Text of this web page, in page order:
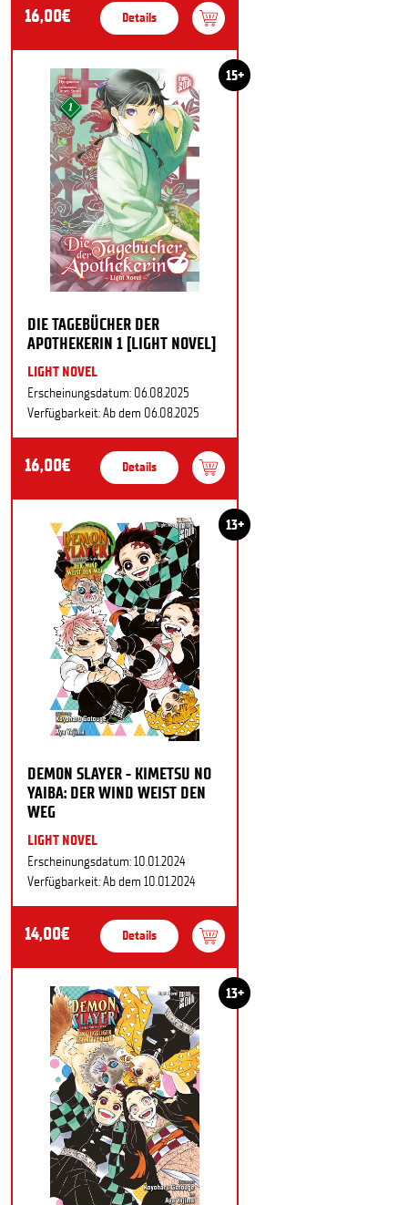
16,00€ Details
15+
DIE TAGEBÜCHER DER
APOTHEKERIN 1 [LIGHT NOVEL]
LIGHT NOVEL
Erscheinungsdatum: 06.08.2025
Verfügbarkeit: Ab dem 06.08.2025
16,00€ Details
13+
DEMON SLAYER - KIMETSU NO
YAIBA: DER WIND WEIST DEN
WEG
LIGHT NOVEL
Erscheinungsdatum: 10.01.2024
Verfügbarkeit: Ab dem 10.01.2024
14,00€ Details
13+